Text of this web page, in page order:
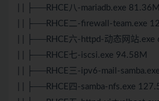
| | ├──RHCE八-mariadb.exe 81.36M
| | ├──RHCE二-firewall-team.exe
| | ├──RHCE六-httpd-动态网站.exe
| | ├──RHCE七-iscsi.exe 94.58M
| | ├──RHCE三-ipv6-mail-
| | ├──RHCE四-samba-nfs.exe